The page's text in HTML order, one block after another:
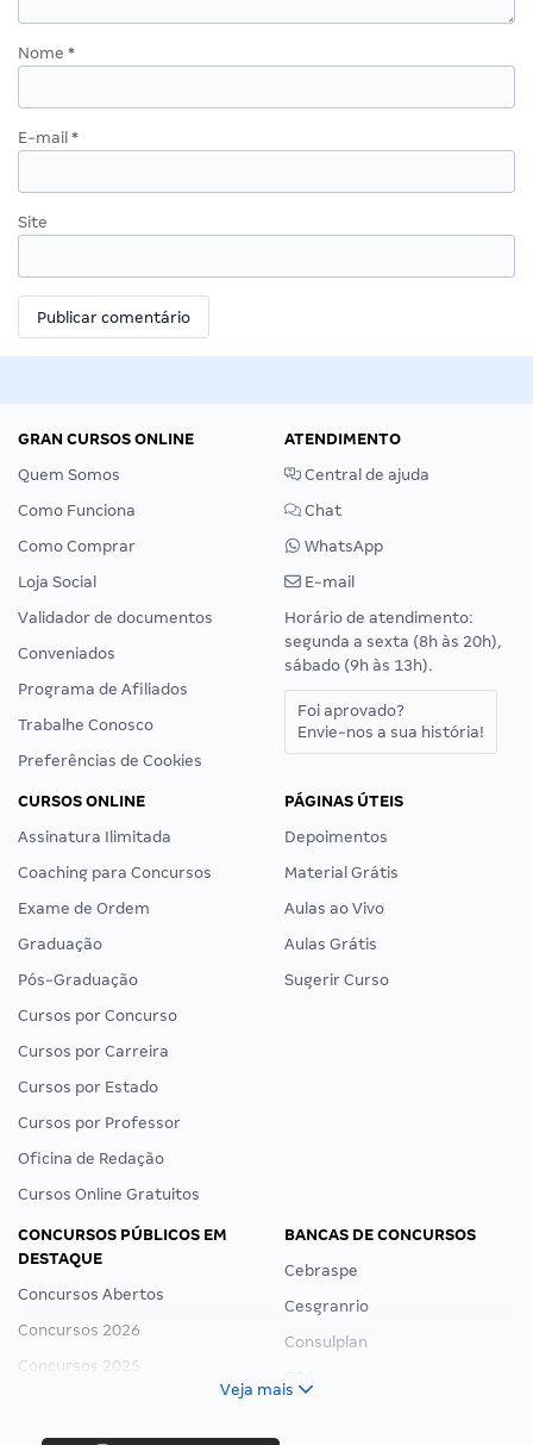
Nome *
E-mail *
Site
GRAN CURSOS ONLINE
Quem Somos
Como Funciona
Como Comprar
Loja Social
Validador de documentos
Conveniados
Programa de Afiliados
Trabalhe Conosco
Preferências de Cookies
ATENDIMENTO
Central de ajuda
Chat
WhatsApp
E-mail
Horário de atendimento:
segunda a sexta (8h às 20h),
sábado (9h às 13h).
Foi aprovado?
Envie-nos a sua história!
CURSOS ONLINE
Assinatura Ilimitada
Coaching para Concursos
Exame de Ordem
Graduação
Pós-Graduação
Cursos por Concurso
Cursos por Carreira
Cursos por Estado
Cursos por Professor
Oficina de Redação
Cursos Online Gratuitos
PÁGINAS ÚTEIS
Depoimentos
Material Grátis
Aulas ao Vivo
Aulas Grátis
Sugerir Curso
CONCURSOS PÚBLICOS EM
DESTAQUE
Concursos Abertos
Concursos 2026
Concursos 2025
Concurso Ibama
BANCAS DE CONCURSOS
Cebraspe
Cesgranrio
Consulplan
Veja mais